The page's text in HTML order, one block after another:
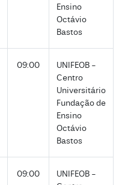
Ensino
Octávio
Bastos
09:00
UNIFEOB -
Centro
Universitário
Fundação de
Ensino
Octávio
Bastos
09:00
UNIFEOB -